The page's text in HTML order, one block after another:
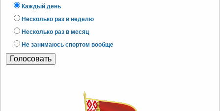
Каждый день
Несколько раз в неделю
Несколько раз в месяц
Не занимаюсь спортом вообще